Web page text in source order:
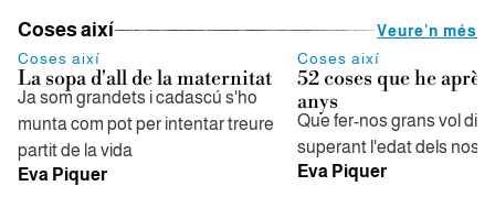
Coses així
Veure'n més
Coses així
La sopa d'all de la maternitat
Ja som grandets i cadascú s'ho
munta com pot per intentar treure
partit de la vida
Eva Piquer
Coses així
52 coses que he après
anys
Que fer-nos grans vol dir
superant l'edat dels
Eva Piquer